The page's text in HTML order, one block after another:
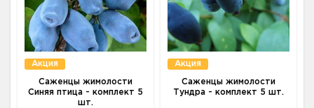
Акция
Саженцы жимолости
Синяя птица - комплект 5
шт.
Акция
Саженцы жимолости
Тундра - комплект 5 шт.